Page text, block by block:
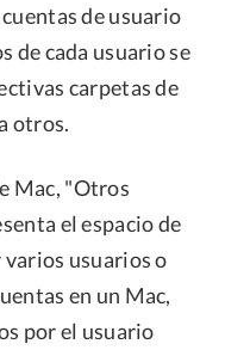
de usuario
de cada usuario se
carpetas de
otros.
Mac, "Otros
el espacio de
usuarios o
en un Mac,
por el usuario